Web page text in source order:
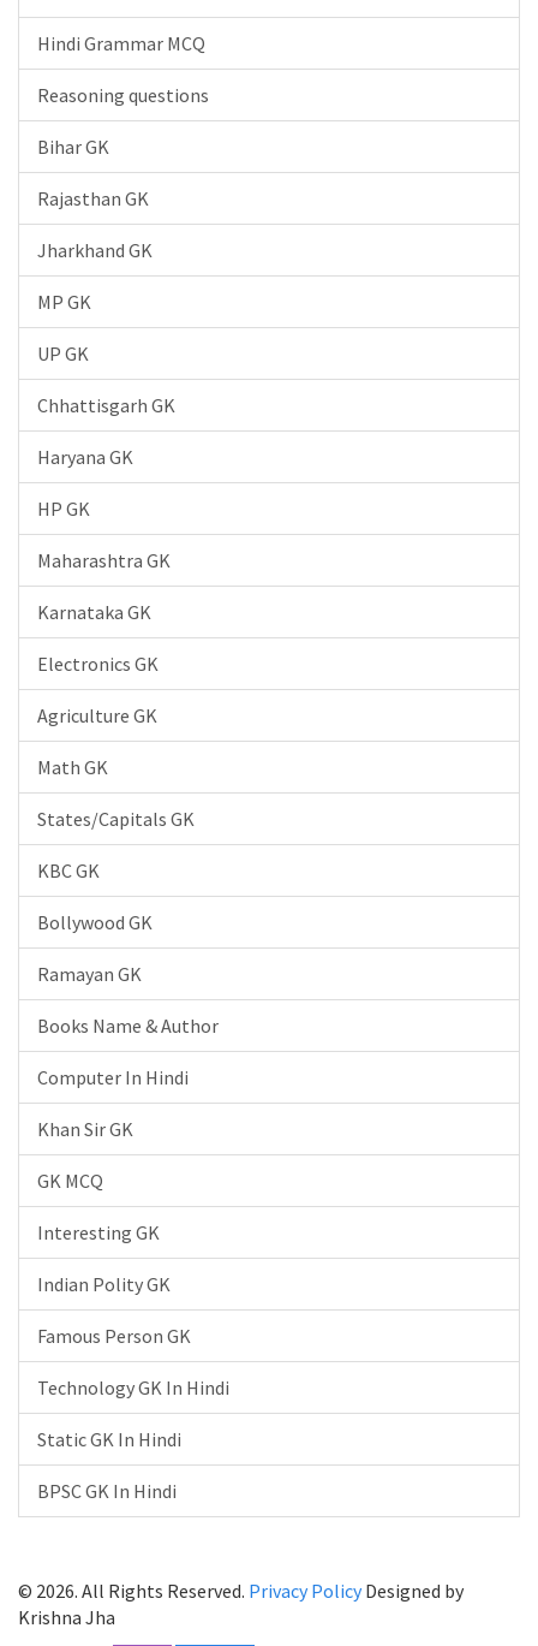
Hindi Grammar MCQ
Reasoning questions
Bihar GK
Rajasthan GK
Jharkhand GK
MP GK
UP GK
Chhattisgarh GK
Haryana GK
HP GK
Maharashtra GK
Karnataka GK
Electronics GK
Agriculture GK
Math GK
States/Capitals GK
KBC GK
Bollywood GK
Ramayan GK
Books Name & Author
Computer In Hindi
Khan Sir GK
GK MCQ
Interesting GK
Indian Polity GK
Famous Person GK
Technology GK In Hindi
Static GK In Hindi
BPSC GK In Hindi
© 2026. All Rights Reserved. Privacy PolicyDesigned by
Krishna Jha